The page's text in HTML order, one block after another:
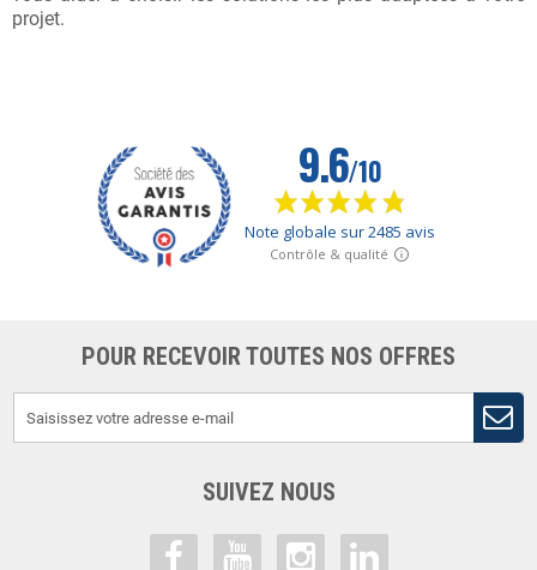
projet.
POUR RECEVOIR TOUTES NOS OFFRES
SUIVEZ NOUS